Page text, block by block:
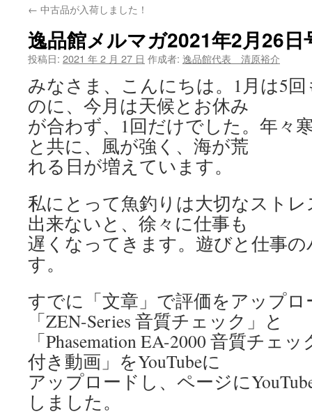
← 中古品が入荷しました！
逸品館メルマガ2021年2月26日
投稿日: 2021 年 2 月 27 日 作成者: 逸品館代表 清原裕介
みなさま、こんにちは。1月は5
のに、今月は天候とお休み
が合わず、1回だけでした。年々
と共に、風が強く、海が荒
れる日が増えています。
私にとって魚釣りは大切なスト
出来ないと、徐々に仕事も
遅くなってきます。遊びと仕事
す。
すでに「文章」で評価をアップ
「ZEN-Series 音質チェック」と
「Phasemation EA-2000 音質チェ
付き動画」をYouTubeに
アップロードし、ページに
しました。